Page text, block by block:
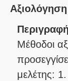
Περιγραφή
Μέθοδοι
μελέτης: